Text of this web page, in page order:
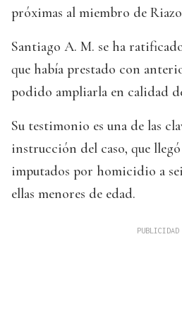
próximas al miembro de
Santiago A. M. se ha
que había prestado con
podido ampliarla en calidad
Su testimonio es una de las
instrucción del caso, que
imputados por homicidio a
ellas menores de edad.